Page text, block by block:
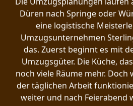
Düren nach Springe oder
eine logistische
Umzugsunternehmen
das. Zuerst beginnt es mit
Umzugsgüter. Die Küche,
noch viele Räume mehr. Doch
der täglichen Arbeit
weiter und nach Feierabend